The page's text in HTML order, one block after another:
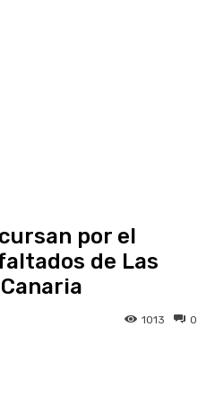
por el
de Las
0
1013